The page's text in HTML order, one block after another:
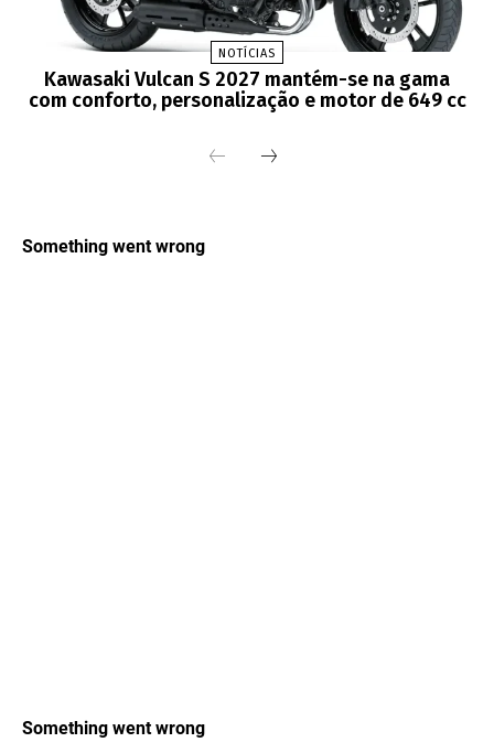
NOTÍCIAS
Kawasaki Vulcan S 2027 mantém-se na gama
com conforto, personalização e motor de 649 cc